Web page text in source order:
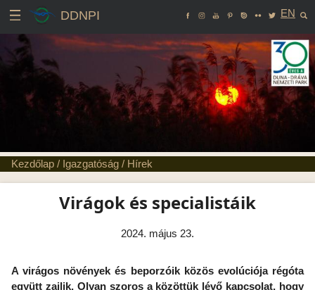
DDNPI EN
Kezdőlap / Igazgatóság / Hírek
Virágok és specialistáik
2024. május 23.
A virágos növények és beporzóik közös evolúciója régóta
együtt zajlik. Olyan szoros a közöttük lévő kapcsolat, hogy